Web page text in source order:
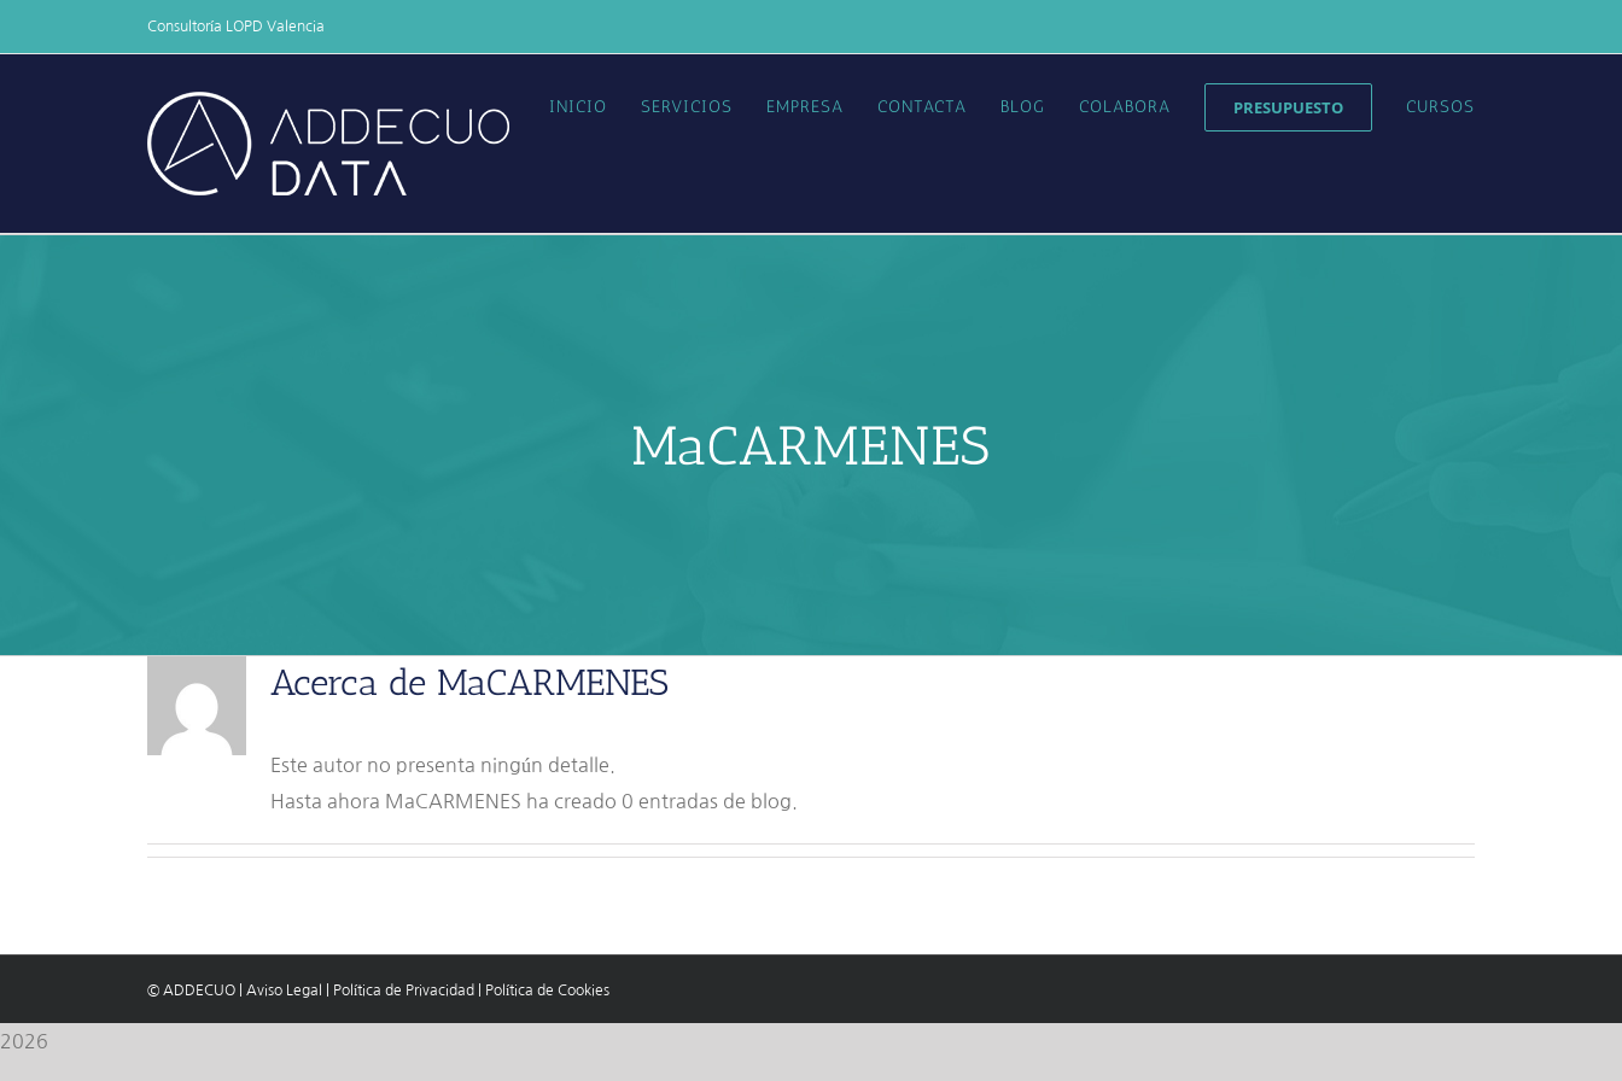
to
Consultoría LOPD Valencia
INICIO SERVICIOS EMPRESA CONTACTA BLOG COLABORA PRESUPUESTO CURSOS
MaCARMENES
Acerca de MaCARMENES
Este autor no presenta ningún detalle.
Hasta ahora MaCARMENES ha creado 0 entradas de blog.
© ADDECUO Aviso Legal Política de Privacidad Política de Cookies
2026